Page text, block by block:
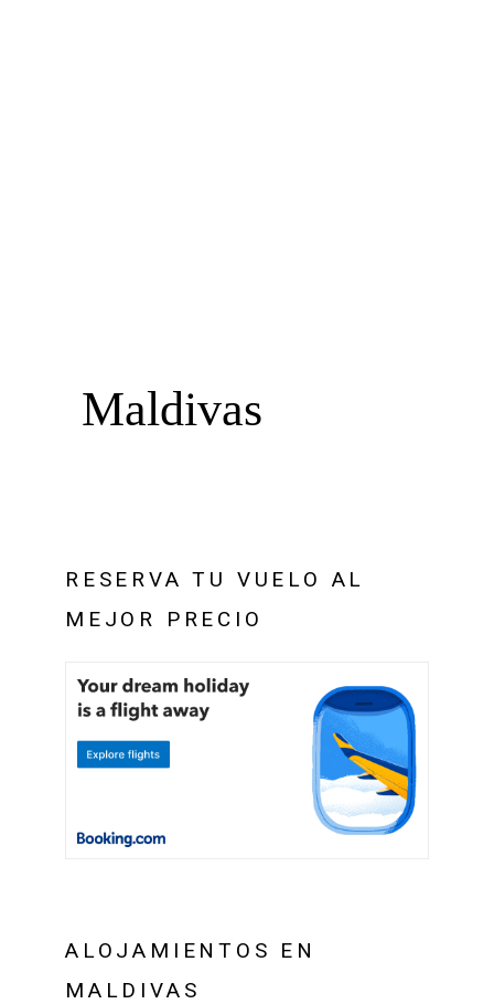
Maldivas
RESERVA TU VUELO AL
MEJOR PRECIO
ALOJAMIENTOS EN
MALDIVAS